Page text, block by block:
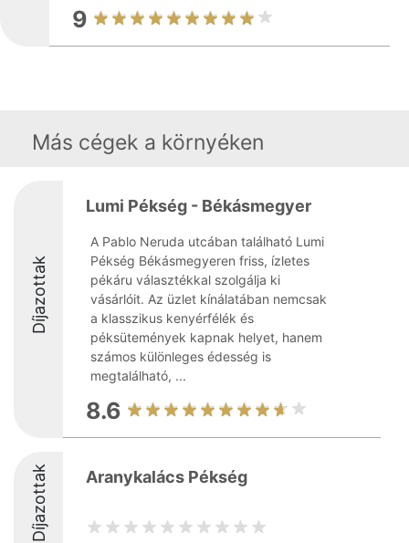
9
Más cégek a környéken
Díjazottak
Lumi Pékség - Békásmegyer
A Pablo Neruda utcában található Lumi
Pékség Békásmegyeren friss, ízletes
pékáru választékkal szolgálja ki
vásárlóit. Az üzlet kínálatában nemcsak
a klasszikus kenyérfélék és
péksütemények kapnak helyet, hanem
számos különleges édesség is
megtalálható, ...
8.6
Díjazottak Aranykalács Pékség